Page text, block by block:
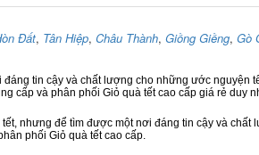
Đất, Tân Hiệp, Châu Thành, Giồng Giềng, Gò
đáng tin cậy và chất lượng cho những ước nguyện
cấp và phân phối Giỏ quà tết cao cấp giá rẻ duy
nhưng để tìm được một nơi đáng tin cậy và
phối Giỏ quà tết cao cấp.